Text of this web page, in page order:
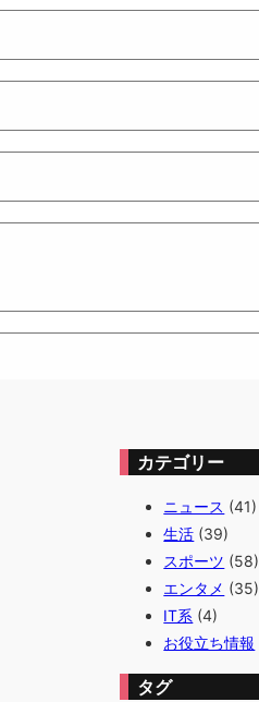
カテゴリー
ニュース (41)
生活 (39)
スポーツ (58)
エンタメ (35)
IT系 (4)
お役立ち情報
タグ